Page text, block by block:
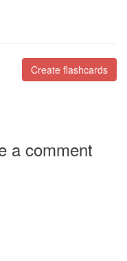
Create flashcards
a comment